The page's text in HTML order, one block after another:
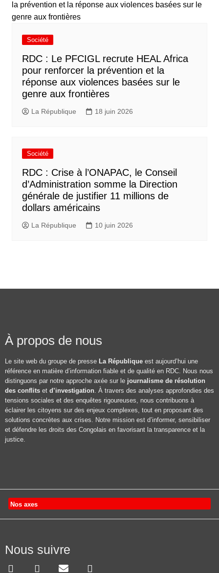
Société
RDC : Le PFCIGL recrute HEAL Africa
pour renforcer la prévention et la
réponse aux violences basées sur le
genre aux frontières
La République 18 juin 2026
Société
RDC : Crise à l’ONAPAC, le Conseil
d’Administration somme la Direction
générale de justifier 11 millions de
dollars américains
La République 10 juin 2026
À propos de nous
Le site web du groupe de presse La République est aujourd’hui une
référence en matière d’information fiable et de qualité en RDC. Nous nous
distinguons par notre approche axée sur le journalisme de résolution
des conflits et d’investigation. À travers des analyses approfondies des
tensions sociales et des enquêtes rigoureuses, nous contribuons à
éclairer les citoyens sur des enjeux complexes, tout en proposant des
solutions concrètes aux crises. Notre mission est d’informer, sensibiliser
et défendre les droits des Congolais en favorisant la transparence et la
justice.
Nos axes
Nous suivre